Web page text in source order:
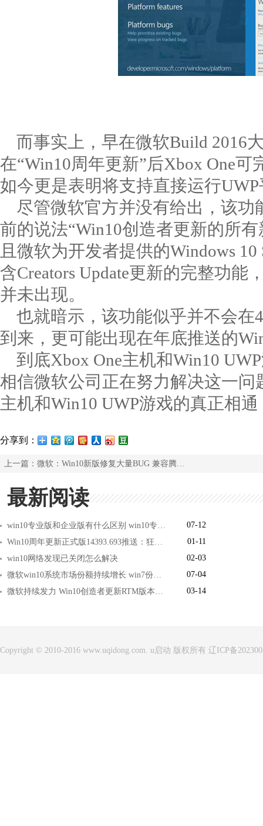
而事实上，早在微软Build 2016
在“Win10周年更新”后Xbox One
如今更是表明将支持直接运行
尽管微软官方并没有给出，该
前的说法“Win10创造者更新的所
且微软为开发者提供的Windows
含Creators Update更新的完整功能
并未出现。
也就暗示，该功能似乎并不会在
到来，更可能出现在年底推送的
到底Xbox One主机和Win10
相信微软公司正在努力解决这一问
主机和Win10 UWP游戏的真正相通
分享到：
上一篇：
最新阅读
07-12
01-11
win10网络发现已关闭怎么解决
02-03
07-04
03-14
Copyright © 2010-2016 www.uqidong.com. u启动 版权所有 辽ICP备